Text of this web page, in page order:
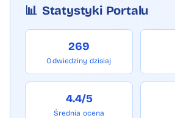
📊 Statystyki Portalu
269
Odwiedziny dzisiaj
4.4/5
Średnia ocena